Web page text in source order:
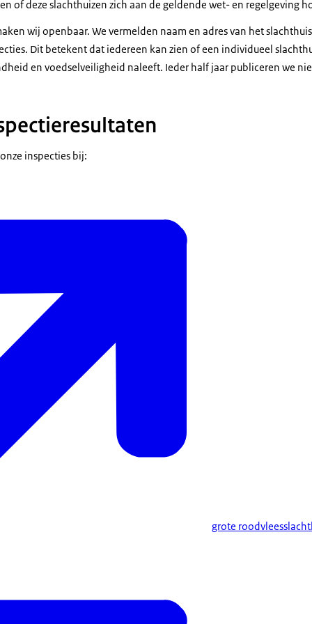
of deze slachthuizen zich aan de geldende wet- en regelgeving
wij openbaar. We vermelden naam en adres van het
Dit betekent dat iedereen kan zien of een individueel
en voedselveiligheid naleeft. Ieder half jaar publiceren we
inspecties bij:
grote